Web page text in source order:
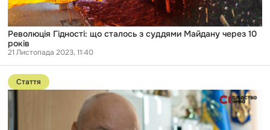
Революція Гідності: що сталось з суддями Майдану через 10
років
21 Листопада 2023, 11:40
Перейти
до
публікації
«Справедливість
суду
Стаття